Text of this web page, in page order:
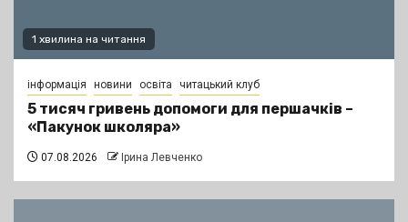
1 хвилина на читання
інформація новини освіта читацький клуб
5 тисяч гривень допомоги для першачків –
«Пакунок школяра»
07.08.2026 Ірина Левченко